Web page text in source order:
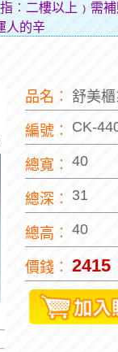
︰二樓以上﹚需
辛勞）。
品名︰ 舒美
編號︰ CK-
總寬︰ 40
總深︰ 31
總高︰ 40
價錢︰ 2415